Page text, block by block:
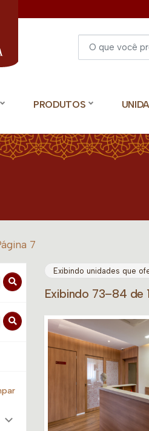
PRODUTOS
7
Exibindo unidades que
Exibindo 73–84 de